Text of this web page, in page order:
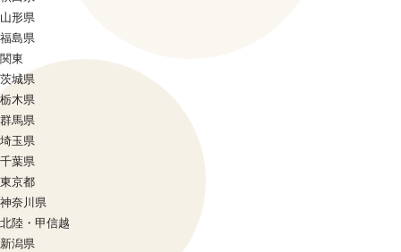
山形県
福島県
関東
茨城県
栃木県
群馬県
埼玉県
千葉県
東京都
神奈川県
北陸・甲信越
新潟県